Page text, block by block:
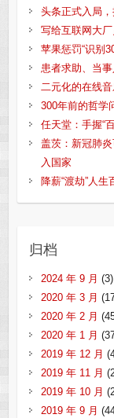
头条正式入局
写给互联网大
苹果惩罚“识别
患者求助、当
二元化的在线
300年前的哲学
任天堂：手握“
盖茨：新冠肺
入国家
降薪“渡劫”人
归档
2024 年 9 月 (3)
2020 年 3 月
2020 年 2 月
2020 年 1 月
2019 年 12 月
2019 年 11 月
2019 年 10 月
2019 年 9 月